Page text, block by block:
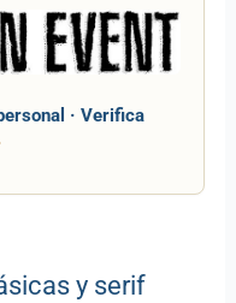
· Verifica
y serif